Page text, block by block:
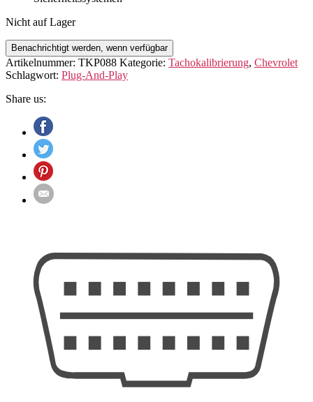
Nicht auf Lager
Benachrichtigt werden, wenn verfügbar
Artikelnummer: TKP088 Kategorie: Tachokalibrierung, Chevrolet
Schlagwort: Plug-And-Play
Share us: